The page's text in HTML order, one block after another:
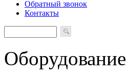
Обратный звонок
Контакты
Оборудование